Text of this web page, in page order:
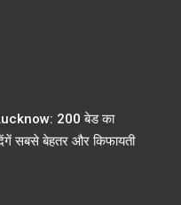
200 बेड का
सबसे बेहतर और किफायती